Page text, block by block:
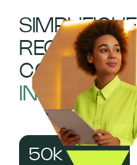
COM
50k